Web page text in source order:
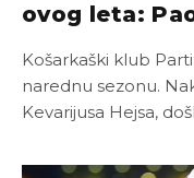
ovog leta:
Košarkaški klub
narednu sezonu.
Kevarijusa Hejsa,